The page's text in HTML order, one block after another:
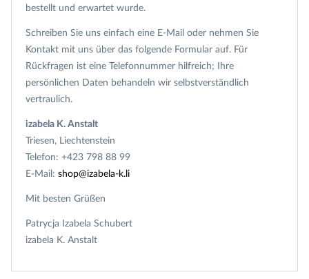
bestellt und erwartet wurde.
Schreiben Sie uns einfach eine E-Mail oder nehmen Sie
Kontakt mit uns über das folgende Formular auf. Für
Rückfragen ist eine Telefonnummer hilfreich; Ihre
persönlichen Daten behandeln wir selbstverständlich
vertraulich.
izabela K. Anstalt
Triesen, Liechtenstein
Telefon: +423 798 88 99
E-Mail: shop@izabela-k.li
Mit besten Grüßen
Patrycja Izabela Schubert
izabela K. Anstalt